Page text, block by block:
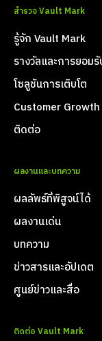
สำรวจ Vault Mark
รู้จัก Vault Mark
รางวัลและการยอมรั
โซลูชันการเติบโต
Customer
ติดต่อ
ผลงานและบทความ
ผลลัพธ์ที่พิสูจน์ได้
ผลงานเด่น
บทความ
ข่าวสารและอัปเดต
ศูนย์ข่าวและสื่อ
ติดต่อ Vault Mark